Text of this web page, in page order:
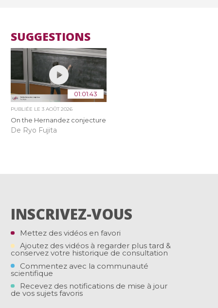
SUGGESTIONS
01:01:43
PUBLIÉE LE3 AOÛT 2026
On the Hernandez conjecture
De Ryo Fujita
INSCRIVEZ-VOUS
Mettez des vidéos en favori
Ajoutez des vidéos à regarder plus tard &
conservez votre historique de consultation
Commentez avec la communauté
scientifique
Recevez des notifications de mise à jour
de vos sujets favoris